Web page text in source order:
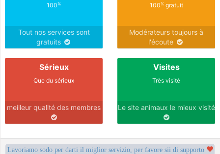
100%
Tout nos services sont
gratuits
100%gratuit
Modérateurs toujours à
l'écoute
Sérieux
Que du sérieux
meilleur qualité des membres
Visites
Très visité
Le site animaux le mieux visité
Lavoriamo sodo per darti il miglior servizio, per favore sii di supporto